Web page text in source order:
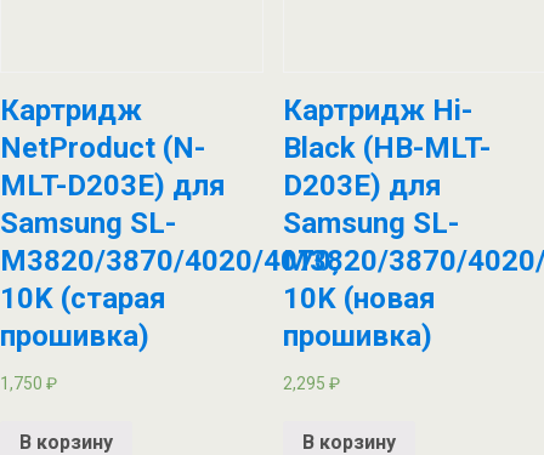
Картридж
NetProduct (N-
MLT-D203E) для
Samsung SL-
M3820/3870/4020/4070,
10K (старая
прошивка)
1,750 ₽
В корзину
Картридж Hi-
Black (HB-MLT-
D203E) для
Samsung SL-
M3820/3870/
10K (новая
прошивка)
2,295 ₽
В корзину